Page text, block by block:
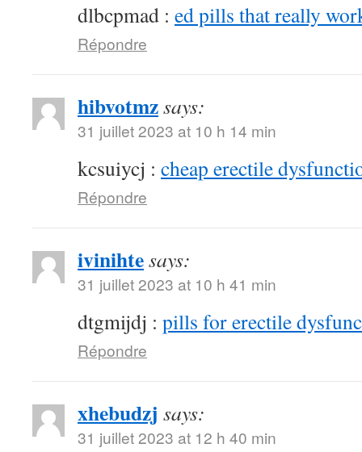
dlbcpmad : ed pills that really
Répondre
hibvotmzsays:
31 juillet 2023 at 10 h 14 min
kcsuiycj : cheap erectile
Répondre
ivinihtesays:
31 juillet 2023 at 10 h 41 min
dtgmijdj : pills for erectile
Répondre
xhebudzj says:
31 juillet 2023 at 12 h 40 min